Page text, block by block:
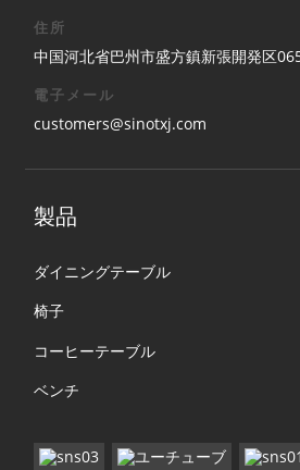
住所
中国河北省巴州市盛方鎮新張開発区
電子メール
customers@sinotxj.com
製品
ダイニングテーブル
椅子
コー​​ヒーテーブル
ベンチ